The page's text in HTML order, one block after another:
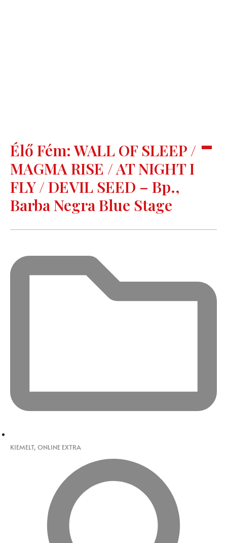
Élő Fém: WALL OF SLEEP /
MAGMA RISE / AT NIGHT I
FLY / DEVIL SEED – Bp.,
Barba Negra Blue Stage
KIEMELT, ONLINE EXTRA